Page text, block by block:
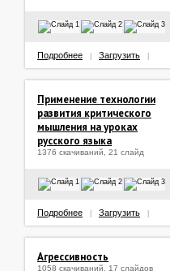
Подробнее Загрузить
Применение технологии
развития критического
мышления на уроках
русского языка
1376 скачиваний, 21 слайд
Подробнее Загрузить
Агрессивность
1058 скачиваний, 17 слайдов